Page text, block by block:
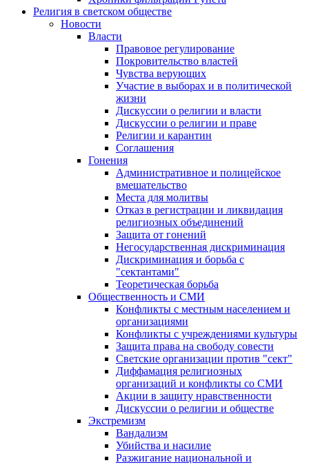
Религия в светском обществе
Новости
Власти
Правовое регулирование
Покровительство властей
Чувства верующих
Участие в выборах и в политической
жизни
Дискуссии о религии и власти
Дискуссии о религии и праве
Религии и карантин
Соглашения
Гонения
Административное и полицейское
вмешательство
Места для молитвы
Отказ в регистрации и ликвидация
религиозных объединений
Защита от гонений
Негосударственная дискриминация
Дискриминация и борьба с
"сектантами"
Теоретическая борьба
Общественность и СМИ
Конфликты с местным населением и
организациями
Конфликты с учреждениями культуры
Защита права на свободу совести
Светские организации против "сект"
Диффамация религиозных
организаций и конфликты со СМИ
Акции в защиту нравственности
Дискуссии о религии и обществе
Экстремизм
Вандализм
Убийства и насилие
Разжигание национальной и